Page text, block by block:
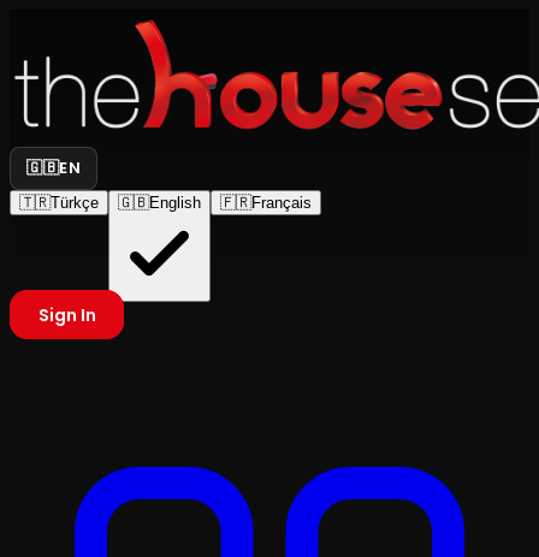
🇬🇧EN
🇹🇷Türkçe 🇬🇧English 🇫🇷Français
Sign In